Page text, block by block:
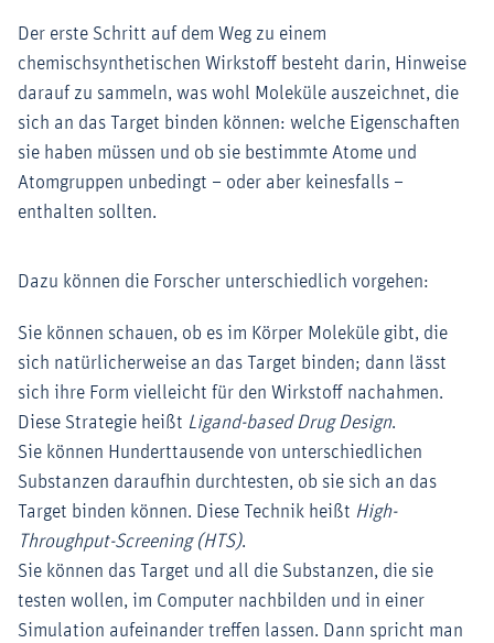
Der erste Schritt auf dem Weg zu einem
chemischsynthetischen Wirkstoff besteht darin, Hinweise
darauf zu sammeln, was wohl Moleküle auszeichnet, die
sich an das Target binden können: welche Eigenschaften
sie haben müssen und ob sie bestimmte Atome und
Atomgruppen unbedingt – oder aber keinesfalls –
enthalten sollten.
Dazu können die Forscher unterschiedlich vorgehen:
Sie können schauen, ob es im Körper Moleküle gibt, die
sich natürlicherweise an das Target binden; dann lässt
sich ihre Form vielleicht für den Wirkstoff nachahmen.
Diese Strategie heißt Ligand-based Drug Design.
Sie können Hunderttausende von unterschiedlichen
Substanzen daraufhin durchtesten, ob sie sich an das
Target binden können. Diese Technik heißt High-
Throughput-Screening (HTS).
Sie können das Target und all die Substanzen, die sie
testen wollen, im Computer nachbilden und in einer
Simulation aufeinander treffen lassen. Dann spricht man